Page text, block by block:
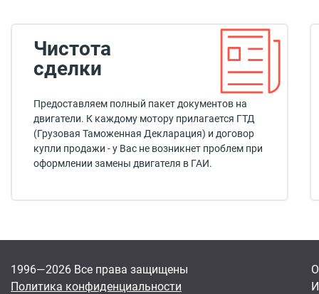
Чистота
сделки
Предоставляем полный пакет документов на
двигатели. К каждому мотору прилагается ГТД
(Грузовая Таможенная Декларация) и договор
купли продажи - у Вас не возникнет проблем при
оформлении замены двигателя в ГАИ.
1996—2026 Все права защищены
Политика конфиденциальности